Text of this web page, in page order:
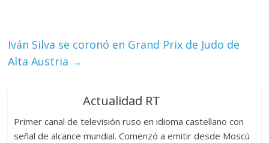
Iván Silva se coronó en Grand Prix de Judo de
Alta Austria →
Actualidad RT
Primer canal de televisión ruso en idioma castellano con
señal de alcance mundial. Comenzó a emitir desde Moscú